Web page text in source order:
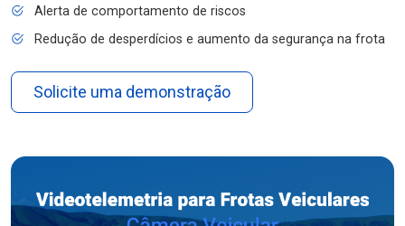
Alerta de comportamento de riscos
Redução de desperdícios e aumento da segurança na frota
Solicite uma demonstração